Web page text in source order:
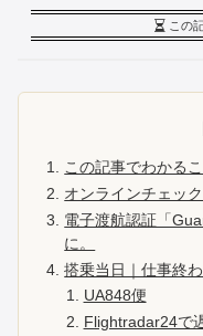
この
この記事でわかる
オンラインチェッ
電子渡航認証「
に。
搭乗当日｜仕事終
UA848便
Flightradar24で